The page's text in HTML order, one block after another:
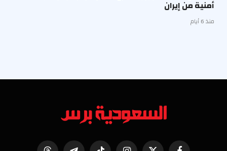
أمنية من إيران
منذ 6 أيام